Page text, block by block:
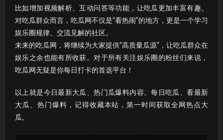
比如增加视频解析、互动问答等功能，让吃瓜更加丰富有趣。
对吃瓜群众而言，吃瓜网不仅是“看热闹”的地方，更是一个学习
娱乐圈规律、交流见解的社区。
未来的吃瓜网，将继续为大家提供“高质量瓜源”，让吃瓜群众在
娱乐之余也能有所收获。对于所有关注娱乐圈的粉丝们来说，
吃瓜网无疑是你每日打卡的首选平台！
以上就是今日最新大瓜、热门瓜爆料内容。每日吃瓜、看最新
大瓜、热门爆料，记得收藏本站，第一时间获取全网热点大
瓜。